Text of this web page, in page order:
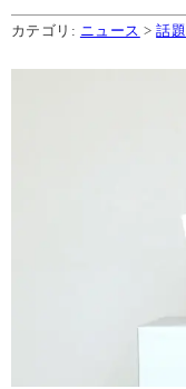
カテゴリ: ニュース >話題